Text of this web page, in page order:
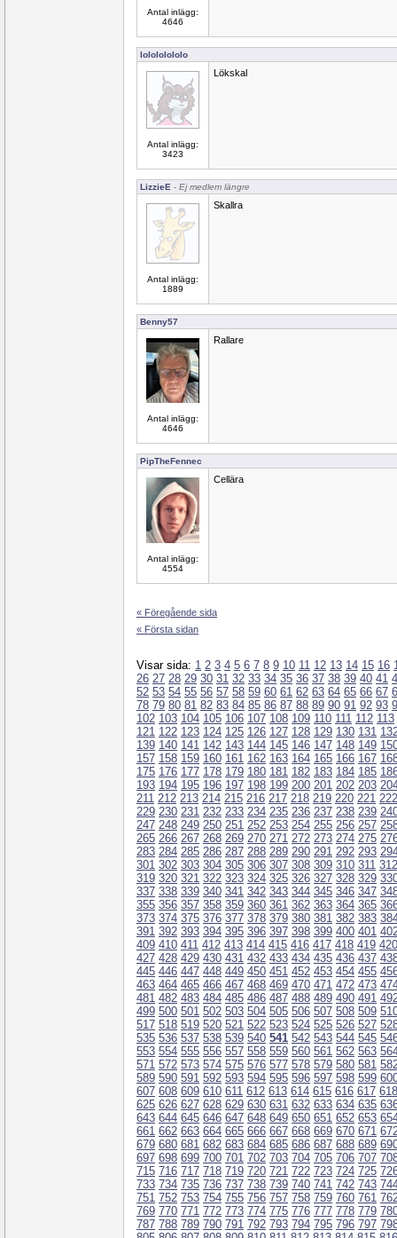
Antal inlägg:
4646
lolololololo
Antal inlägg:
3423
Lökskal
LizzieE - Ej medlem längre
Antal inlägg:
1889
Skallra
Benny57
Antal inlägg:
4646
Rallare
PipTheFennec
Antal inlägg:
4554
Cellära
« Föregående sida
« Första sidan
Visar sida: 1 2 3 4 5 6 7 8 9 10 11 12 13 14 15 16
26 27 28 29 30 31 32 33 34 35 36 37 38 39 40 41
52 53 54 55 56 57 58 59 60 61 62 63 64 65 66 67
78 79 80 81 82 83 84 85 86 87 88 89 90 91 92 93
102 103 104 105 106 107 108 109 110 111 112 113
121 122 123 124 125 126 127 128 129 130 131
139 140 141 142 143 144 145 146 147 148 149
157 158 159 160 161 162 163 164 165 166 167
175 176 177 178 179 180 181 182 183 184 185
193 194 195 196 197 198 199 200 201 202 203
211 212 213 214 215 216 217 218 219 220 221 222
229 230 231 232 233 234 235 236 237 238 239
247 248 249 250 251 252 253 254 255 256 257
265 266 267 268 269 270 271 272 273 274 275
283 284 285 286 287 288 289 290 291 292 293
301 302 303 304 305 306 307 308 309 310 311 312
319 320 321 322 323 324 325 326 327 328 329
337 338 339 340 341 342 343 344 345 346 347
355 356 357 358 359 360 361 362 363 364 365
373 374 375 376 377 378 379 380 381 382 383
391 392 393 394 395 396 397 398 399 400 401
409 410 411 412 413 414 415 416 417 418 419 420
427 428 429 430 431 432 433 434 435 436 437
445 446 447 448 449 450 451 452 453 454 455
463 464 465 466 467 468 469 470 471 472 473
481 482 483 484 485 486 487 488 489 490 491
499 500 501 502 503 504 505 506 507 508 509
517 518 519 520 521 522 523 524 525 526 527
535 536 537 538 539 540 541 542 543 544 545
553 554 555 556 557 558 559 560 561 562 563
571 572 573 574 575 576 577 578 579 580 581
589 590 591 592 593 594 595 596 597 598 599
607 608 609 610 611 612 613 614 615 616 617 618
625 626 627 628 629 630 631 632 633 634 635
643 644 645 646 647 648 649 650 651 652 653
661 662 663 664 665 666 667 668 669 670 671
679 680 681 682 683 684 685 686 687 688 689
697 698 699 700 701 702 703 704 705 706 707
715 716 717 718 719 720 721 722 723 724 725
733 734 735 736 737 738 739 740 741 742 743
751 752 753 754 755 756 757 758 759 760 761
769 770 771 772 773 774 775 776 777 778 779
787 788 789 790 791 792 793 794 795 796 797